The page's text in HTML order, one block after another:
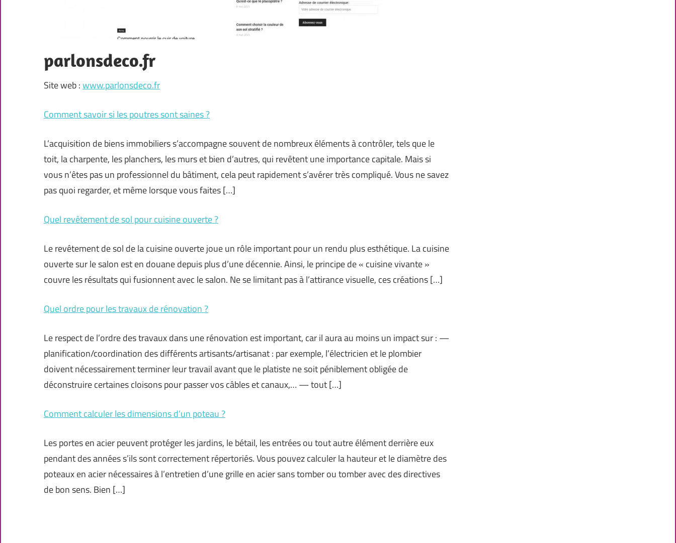
parlonsdeco.fr
Site web :www.parlonsdeco.fr
Comment savoir si les poutres sont saines ?
L’acquisition de biens immobiliers s’accompagne souvent de nombreux éléments à contrôler, tels que le
toit, la charpente, les planchers, les murs et bien d’autres, qui revêtent une importance capitale. Mais si
vous n’êtes pas un professionnel du bâtiment, cela peut rapidement s’avérer très compliqué. Vous ne savez
pas quoi regarder, et même lorsque vous faites […]
Quel revêtement de sol pour cuisine ouverte ?
Le revêtement de sol de la cuisine ouverte joue un rôle important pour un rendu plus esthétique. La cuisine
ouverte sur le salon est en douane depuis plus d’une décennie. Ainsi, le principe de « cuisine vivante »
couvre les résultats qui fusionnent avec le salon. Ne se limitant pas à l’attirance visuelle, ces créations […]
Quel ordre pour les travaux de rénovation ?
Le respect de l’ordre des travaux dans une rénovation est important, car il aura au moins un impact sur : —
planification/coordination des différents artisants/artisanat : par exemple, l’électricien et le plombier
doivent nécessairement terminer leur travail avant que le platiste ne soit péniblement obligée de
déconstruire certaines cloisons pour passer vos câbles et canaux,… — tout […]
Comment calculer les dimensions d’un poteau ?
Les portes en acier peuvent protéger les jardins, le bétail, les entrées ou tout autre élément derrière eux
pendant des années s’ils sont correctement répertoriés. Vous pouvez calculer la hauteur et le diamètre des
poteaux en acier nécessaires à l’entretien d’une grille en acier sans tomber ou tomber avec des directives
de bon sens. Bien […]